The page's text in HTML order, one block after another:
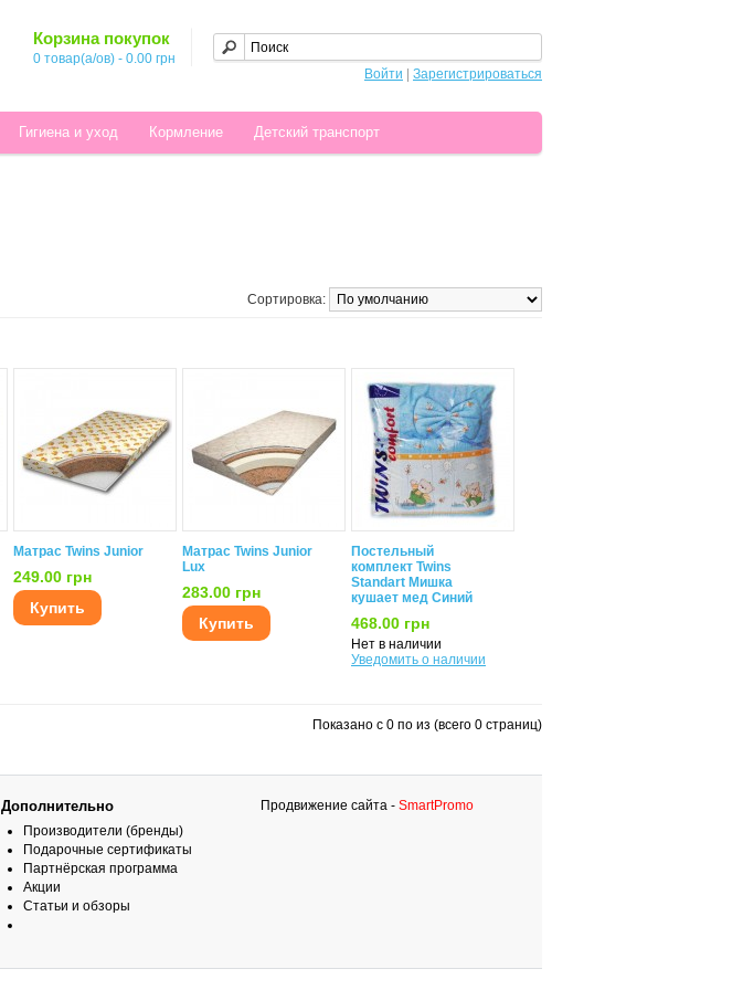
Корзина покупок
0 товар(а/ов) - 0.00 грн
Войти
Зарегистрироваться
Гигиена и уход Кормление Детский транспорт
Сортировка:
Матрас Twins Junior
249.00 грн
Купить
Матрас Twins Junior
Lux
283.00 грн
Купить
Постельный
комплект Twins
Standart Мишка
кушает мед Синий
468.00 грн
Нет в наличии
Уведомить о наличии
Показано с 0 по из (всего 0 страниц)
Дополнительно
Производители (бренды)
Подарочные сертификаты
Партнёрская программа
Акции
Статьи и обзоры
Продвижение сайта - SmartPromo